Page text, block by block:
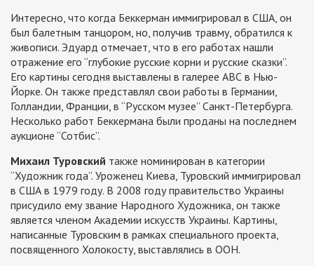
Интересно, что когда Беккерман иммигрировал в США, он
был балетным танцором, но, получив травму, обратился к
живописи. Эдуард отмечает, что в его работах нашли
отражение его “глубокие русские корни и русские сказки”.
Его картины сегодня выставлены в галерее АВС в Нью-
Йорке. Он также представлял свои работы в Германии,
Голландии, Франции, в “Русском музее” Санкт-Петербурга.
Несколько работ Беккермана были проданы на последнем
аукционе “Сотбис”.
Михаил Туровский также номинирован в категории
“Художник года”. Уроженец Киева, Туровский иммигрировал
в США в 1979 году. В 2008 году правительство Украины
присудило ему звание Народного Художника, он также
является членом Академии искусств Украины. Картины,
написанные Туровским в рамках специального проекта,
посвященного Холокосту, выставлялись в ООН.